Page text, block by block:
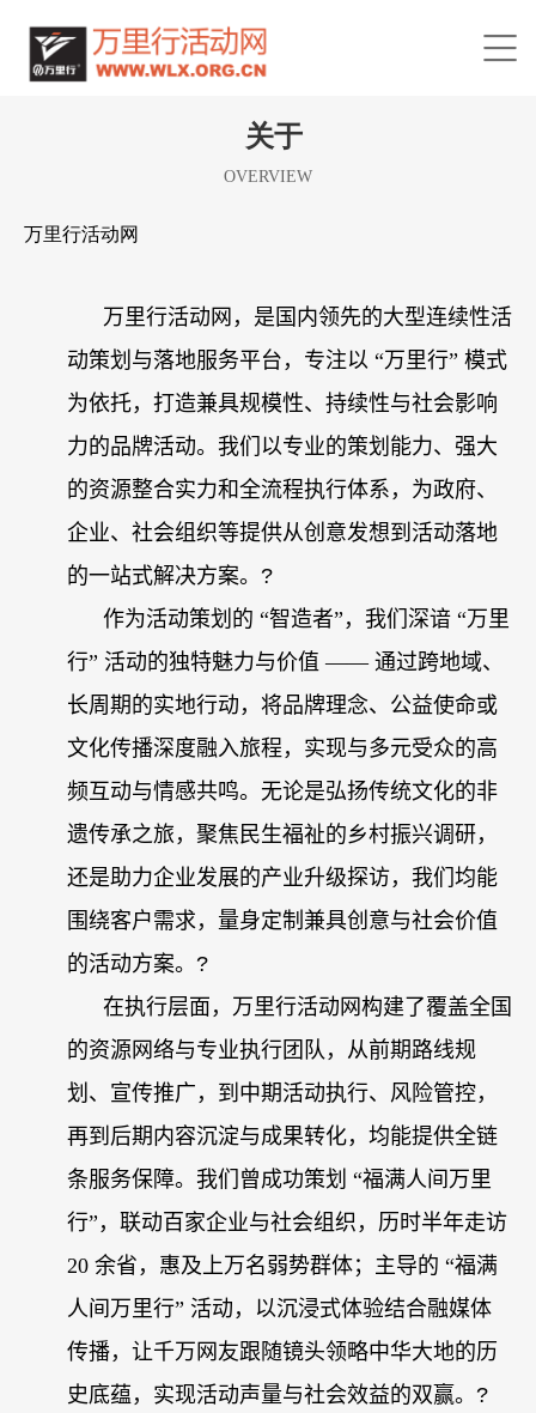
关于
OVERVIEW
万里行活动网
万里行活动网，是国内领先的大型连续性活
动策划与落地服务平台，专注以 “万里行” 模式
为依托，打造兼具规模性、持续性与社会影响
力的品牌活动。我们以专业的策划能力、强大
的资源整合实力和全流程执行体系，为政府、
企业、社会组织等提供从创意发想到活动落地
的一站式解决方案。 ?
作为活动策划的 “智造者”，我们深谙 “万里
行” 活动的独特魅力与价值 —— 通过跨地域、
长周期的实地行动，将品牌理念、公益使命或
文化传播深度融入旅程，实现与多元受众的高
频互动与情感共鸣。无论是弘扬传统文化的非
遗传承之旅，聚焦民生福祉的乡村振兴调研，
还是助力企业发展的产业升级探访，我们均能
围绕客户需求，量身定制兼具创意与社会价值
的活动方案。 ?
在执行层面，万里行活动网构建了覆盖全国
的资源网络与专业执行团队，从前期路线规
划、宣传推广，到中期活动执行、风险管控，
再到后期内容沉淀与成果转化，均能提供全链
条服务保障。我们曾成功策划 “福满人间万里
行”，联动百家企业与社会组织，历时半年走访
20 余省，惠及上万名弱势群体；主导的 “福满
人间万里行” 活动，以沉浸式体验结合融媒体
传播，让千万网友跟随镜头领略中华大地的历
史底蕴，实现活动声量与社会效益的双赢。 ?